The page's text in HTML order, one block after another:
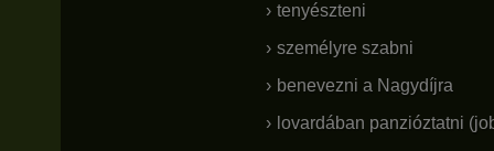
tenyészteni
személyre szabni
benevezni a Nagydíjra
lovardában panzióztatni